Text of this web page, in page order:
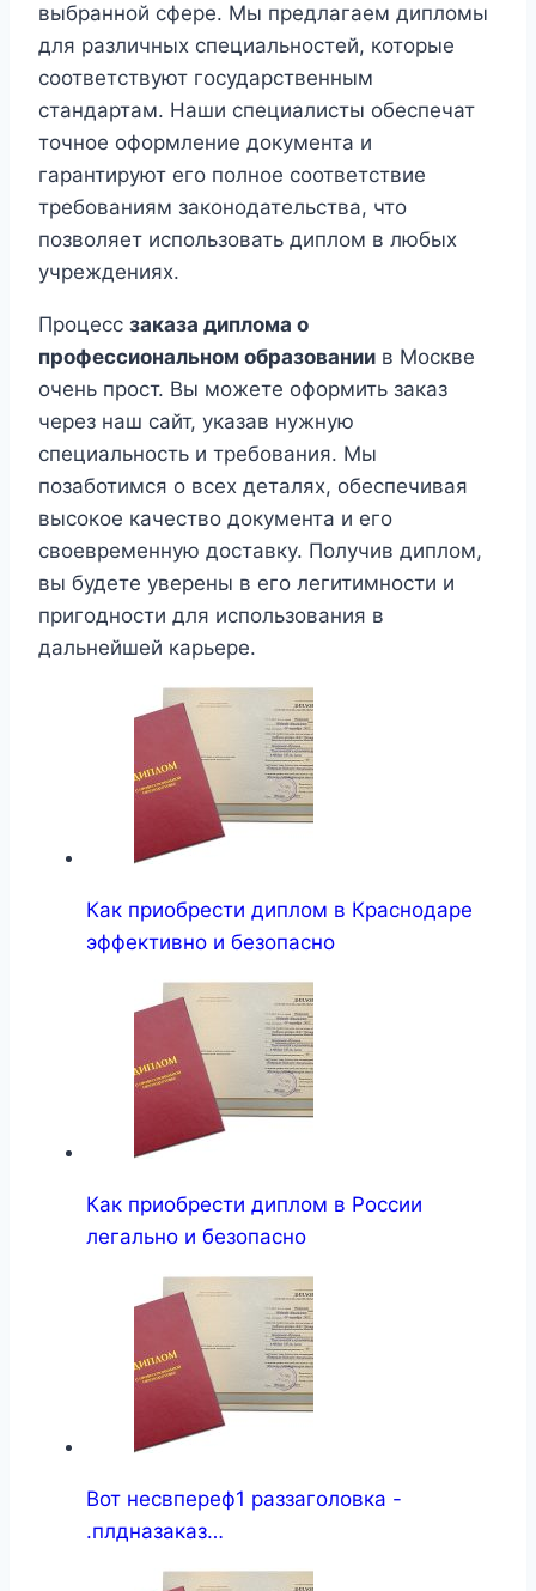
выбранной сфере. Мы предлагаем дипломы
для различных специальностей, которые
соответствуют государственным
стандартам. Наши специалисты обеспечат
точное оформление документа и
гарантируют его полное соответствие
требованиям законодательства, что
позволяет использовать диплом в любых
учреждениях.
Процесс заказа диплома о
профессиональном образовании в Москве
очень прост. Вы можете оформить заказ
через наш сайт, указав нужную
специальность и требования. Мы
позаботимся о всех деталях, обеспечивая
высокое качество документа и его
своевременную доставку. Получив диплом,
вы будете уверены в его легитимности и
пригодности для использования в
дальнейшей карьере.
Как приобрести диплом в Краснодаре
эффективно и безопасно
Как приобрести диплом в России
легально и безопасно
Вот несвпереф1 раззаголовка -
.плдназаказ…